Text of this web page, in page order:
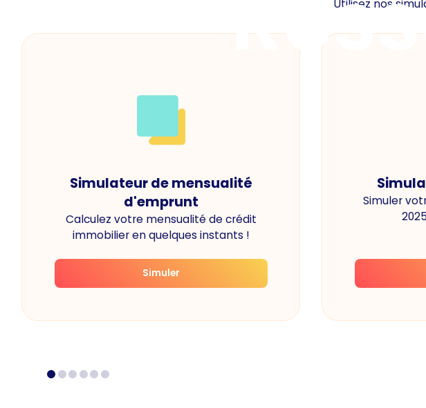
Utilisez nos
Simulateur de mensualité
d'emprunt
Calculez votre mensualité de crédit
immobilier en quelques instants !
Simuler
Simuler